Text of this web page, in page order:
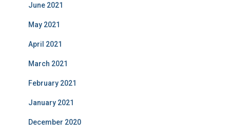
June 2021
May 2021
April 2021
March 2021
February 2021
January 2021
December 2020